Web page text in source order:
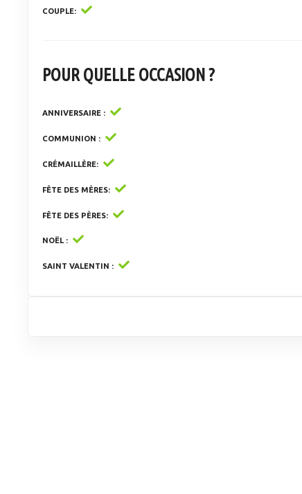
COUPLE
POUR QUELLE OCCASION ?
ANNIVERSAIRE
COMMUNION
CRÉMAILLÈRE
FÊTE DES MÈRES
FÊTE DES PÈRES
NOËL
SAINT VALENTIN